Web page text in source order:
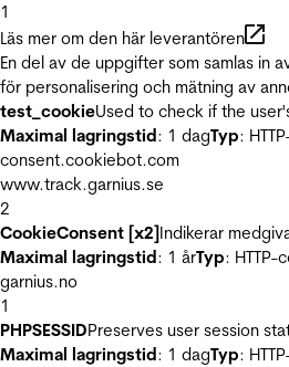
1
Läs mer om den här leverantören
En del av de uppgifter som samlas in
för personalisering och mätning av
test_cookieUsed to check if the
Maximal lagringstid: 1 dagTyp:
consent.cookiebot.com
www.track.garnius.se
2
CookieConsent [x2]Indikerar
Maximal lagringstid: 1 årTyp: HTTP-
garnius.no
1
PHPSESSIDPreserves user session
Maximal lagringstid: 1 dagTyp: